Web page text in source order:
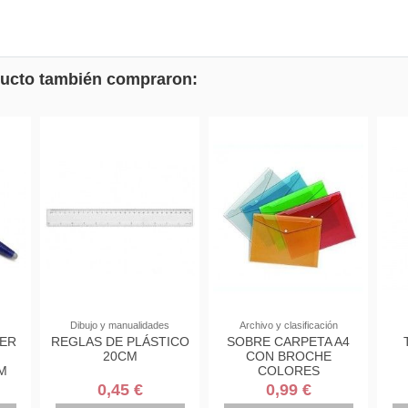
también compraron:
PAPELERÍA
LAPICERO BICOLOR
MILAN TRIANGULAR
4,58 €
Dibujo y manualidades
FORRO
AUTOADHESIVO
0.50X1.5
TRANSPARENTE
0,99 €